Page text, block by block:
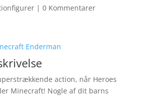
| 0 Kommentarer
action, når Heroes
Minecraft! Nogle af dit barns